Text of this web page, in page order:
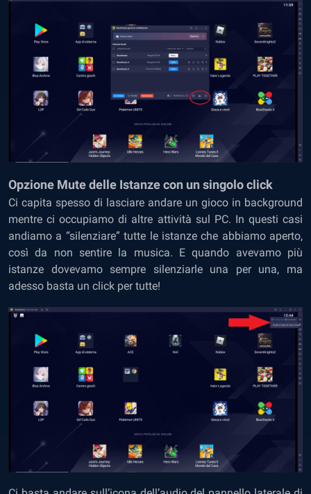
Opzione Mute delle Istanze con un singolo click
Ci capita spesso di lasciare andare un gioco in background
mentre ci occupiamo di altre attività sul PC. In questi casi
andiamo a “silenziare” tutte le istanze che abbiamo aperto,
così da non sentire la musica. E quando avevamo più
istanze dovevamo sempre silenziarle una per una, ma
adesso basta un click per tutte!